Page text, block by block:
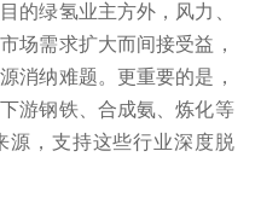
的绿氢业主方外，风力、
场需求扩大而间接受益，
消纳难题。更重要的是，
游钢铁、合成氨、炼化等
源，支持这些行业深度脱